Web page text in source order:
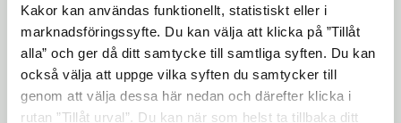
Kakor kan användas funktionellt, statistiskt eller i
marknadsföringssyfte. Du kan välja att klicka på ”Tillåt
alla” och ger då ditt samtycke till samtliga syften. Du kan
också välja att uppge vilka syften du samtycker till
genom att välja dessa här nedan och därefter klicka i
rutan ”Tillåt urval”. Du kan när som helst ta tillbaka ditt
elever som ansträngt sig för att lyckas i sina
studier.
Utdelningen av priset kommer att ske
fredagen den 4 oktober under